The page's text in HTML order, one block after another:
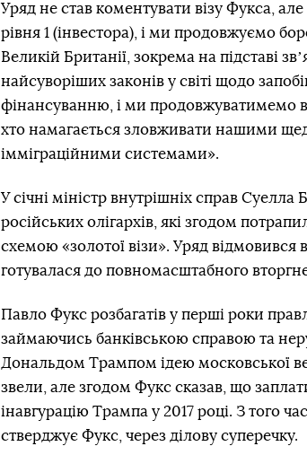
Уряд не став коментувати візу Фукса,
рівня 1 (інвестора), і ми продовжуємо
Великій Британії, зокрема на підставі
найсуворіших законів у світі щодо
фінансуванню, і ми продовжуватимемо
хто намагається зловживати нашими
імміграційними системами».
У січні міністр внутрішніх справ
російських олігархів, які згодом
схемою «золотої візи». Уряд відмовився
готувалася до повномасштабного
Павло Фукс розбагатів у перші роки
займаючись банківською справою та
Дональдом Трампом ідею московської
звели, але згодом Фукс сказав, що
інавгурацію Трампа у 2017 році. З того
стверджує Фукс, через ділову суперечку.